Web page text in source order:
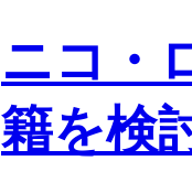
ニコ・
籍を検